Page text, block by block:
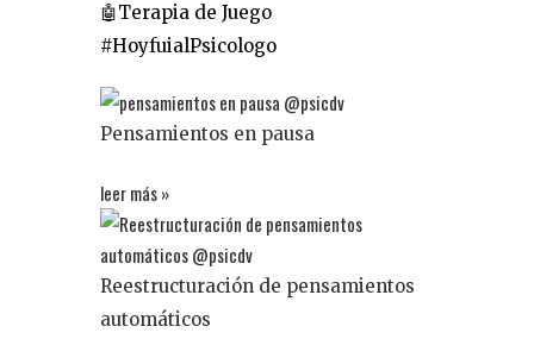
🤖Terapia de Juego
#HoyfuialPsicologo
Pensamientos en pausa
leer más »
Reestructuración de pensamientos
automáticos